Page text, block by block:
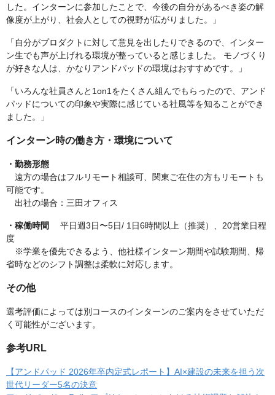
した。インターンに参加したことで、今後の自分があるべき姿の解
像度が上がり、社会人としての視野が広がりました。」
「自分がプロダクトに対して意見を出したりできるので、インター
ン生でも声が上げれる環境が整っていると感じました。 モノづくり
が好きな人は、かなりアンドパッドの環境はおすすめです。」
「いろんな社員さんと1on1をたくさん組んでもらったので、アンド
パッドについての印象や実際に感じている社風等を知ることができ
ました。」
インターン時の働き方・環境について
・勤務形態
遠方の場合はフルリモート相談可、関東ご在住の方もリモートも
可能です。
出社の場合：三田オフィス
・稼働時間
平日週3日〜5日/ 1日6時間以上（推奨）、20営業日程
度
※学業を優先できるよう、他社様インターン期間や試験期間、帰
省時などのシフト調整は柔軟に対応します。
その他
選考評価によっては別コースのインターンのご案内をさせていただ
く可能性がございます。
参考URL
【アンドパッド 2026年卒内定式レポート】AI×建設の未来を担う次
世代リーダー5名の決意